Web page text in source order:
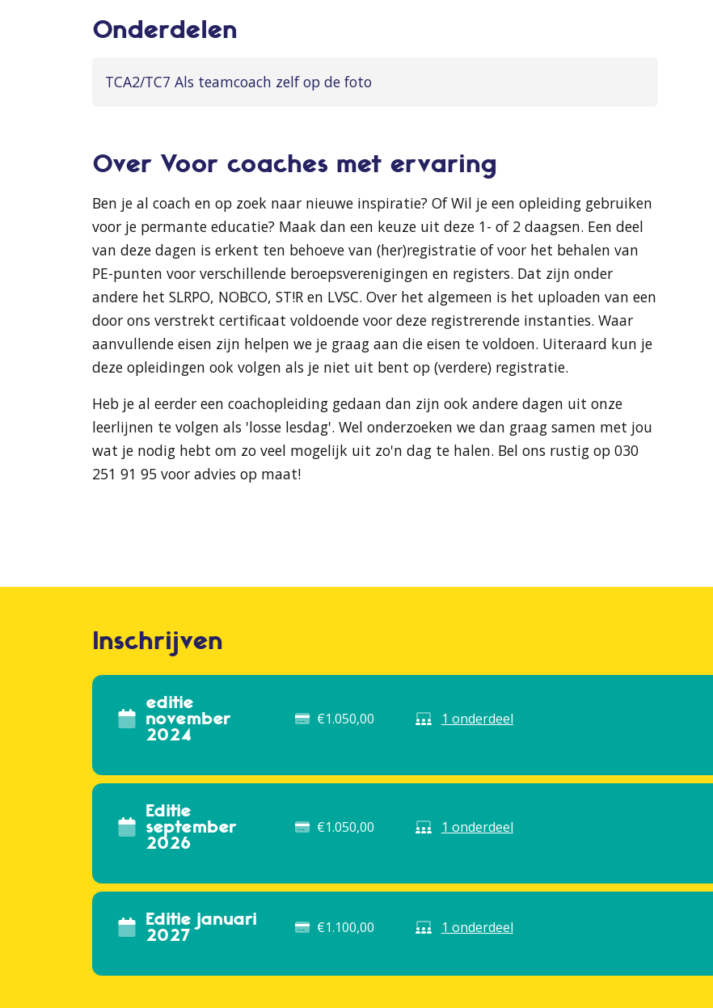
Onderdelen
TCA2/TC7 Als teamcoach zelf op de foto
Over Voor coaches met ervaring
Ben je al coach en op zoek naar nieuwe inspiratie? Of Wil je een opleiding gebruiken
voor je permante educatie? Maak dan een keuze uit deze 1- of 2 daagsen. Een deel
van deze dagen is erkent ten behoeve van (her)registratie of voor het behalen van
PE-punten voor verschillende beroepsverenigingen en registers. Dat zijn onder
andere het SLRPO, NOBCO, ST!R en LVSC. Over het algemeen is het uploaden van een
door ons verstrekt certificaat voldoende voor deze registrerende instanties. Waar
aanvullende eisen zijn helpen we je graag aan die eisen te voldoen. Uiteraard kun je
deze opleidingen ook volgen als je niet uit bent op (verdere) registratie.
Heb je al eerder een coachopleiding gedaan dan zijn ook andere dagen uit onze
leerlijnen te volgen als 'losse lesdag'. Wel onderzoeken we dan graag samen met jou
wat je nodig hebt om zo veel mogelijk uit zo'n dag te halen. Bel ons rustig op 030
251 91 95 voor advies op maat!
Inschrijven
editie
november
2024
€1.050,00 1 onderdeel
Editie
september
2026
€1.050,00 1 onderdeel
Editie januari
2027 €1.100,00 1 onderdeel